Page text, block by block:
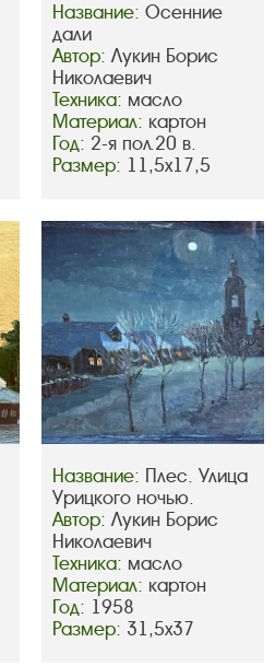
Название: Осенние
дали
Автор: Лукин Борис
Николаевич
Техника: масло
Материал: картон
Год: 2-я пол.20 в.
Размер: 11,5х17,5
Название: Плес. Улица
Урицкого ночью.
Автор: Лукин Борис
Николаевич
Техника: масло
Материал: картон
Год: 1958
Размер: 31,5х37